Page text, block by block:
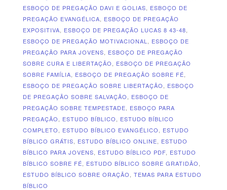
ESBOÇO DE PREGAÇÃO DAVI E GOLIAS
ESBOÇO DE
PREGAÇÃO EVANGÉLICA
ESBOÇO DE PREGAÇÃO
EXPOSITIVA
ESBOÇO DE PREGAÇÃO LUCAS 8 43-48
ESBOÇO DE PREGAÇÃO MOTIVACIONAL
ESBOÇO DE
PREGAÇÃO PARA JOVENS
ESBOÇO DE PREGAÇÃO
SOBRE CURA E LIBERTAÇÃO
ESBOÇO DE PREGAÇÃO
SOBRE FAMÍLIA
ESBOÇO DE PREGAÇÃO SOBRE FÉ
ESBOÇO DE PREGAÇÃO SOBRE LIBERTAÇÃO
ESBOÇO
DE PREGAÇÃO SOBRE SALVAÇÃO
ESBOÇO DE
PREGAÇÃO SOBRE TEMPESTADE
ESBOÇO PARA
PREGAÇÃO
ESTUDO BÍBLICO
ESTUDO BÍBLICO
COMPLETO
ESTUDO BÍBLICO EVANGÉLICO
ESTUDO
BÍBLICO GRÁTIS
ESTUDO BÍBLICO ONLINE
ESTUDO
BÍBLICO PARA JOVENS
ESTUDO BÍBLICO PDF, ESTUDO
BÍBLICO SOBRE FÉ
ESTUDO BÍBLICO SOBRE GRATIDÃO
ESTUDO BÍBLICO SOBRE ORAÇÃO
TEMAS PARA ESTUDO
BÍBLICO